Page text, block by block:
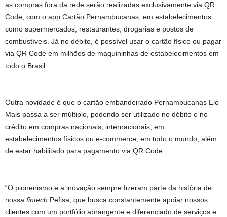
as compras fora da rede serão realizadas exclusivamente via QR
Code, com o app Cartão Pernambucanas, em estabelecimentos
como supermercados, restaurantes, drogarias e postos de
combustíveis. Já no débito, é possível usar o cartão físico ou pagar
via QR Code em milhões de maquininhas de estabelecimentos em
todo o Brasil.
Outra novidade é que o cartão embandeirado Pernambucanas Elo
Mais passa a ser múltiplo, podendo ser utilizado no débito e no
crédito em compras nacionais, internacionais, em
estabelecimentos físicos ou e-commerce, em todo o mundo, além
de estar habilitado para pagamento via QR Code.
“O pioneirismo e a inovação sempre fizeram parte da história de
nossa fintech Pefisa, que busca constantemente apoiar nossos
clientes com um portfólio abrangente e diferenciado de serviços e